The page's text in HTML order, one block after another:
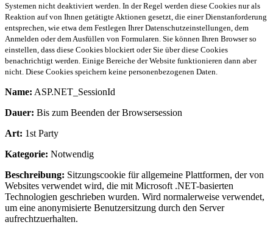
Systemen nicht deaktiviert werden. In der Regel werden diese Cookies nur als
Reaktion auf von Ihnen getätigte Aktionen gesetzt, die einer Dienstanforderung
entsprechen, wie etwa dem Festlegen Ihrer Datenschutzeinstellungen, dem
Anmelden oder dem Ausfüllen von Formularen. Sie können Ihren Browser so
einstellen, dass diese Cookies blockiert oder Sie über diese Cookies
benachrichtigt werden. Einige Bereiche der Website funktionieren dann aber
nicht. Diese Cookies speichern keine personenbezogenen Daten.
Name: ASP.NET_SessionId
Dauer: Bis zum Beenden der Browsersession
Art: 1st Party
Kategorie: Notwendig
Beschreibung: Sitzungscookie für allgemeine Plattformen, der von
Websites verwendet wird, die mit Microsoft .NET-basierten
Technologien geschrieben wurden. Wird normalerweise verwendet,
um eine anonymisierte Benutzersitzung durch den Server
aufrechtzuerhalten.